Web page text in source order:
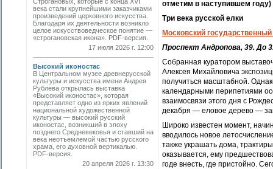
века стали крупнейшими заказчиками
произведений церковного искусства.
Благодаря их деятельности возникло
целое искусствоведческое понятие —
«строгановская икона». PDF-версия.
17 июля 2026 г. 12:00
Высокий иконостас
В Центральном музее древнерусской
культуры и искусства имени Андрея
Рублева открылась выставка
«Высокий иконостас», которая
представляет одно из ярких явлений
национальной художественной
культуры — высокий русский
иконостас, возникший в эпоху
позднего Средневековья и ставший на
века неотъемлемой частью русского
храма, его духовной вертикалью.
PDF-версия.
20 апреля 2026 г. 13:30
отметим в наступившем
Три века русской елки
Московский
Проспект Андропова, 39. До
Собранная куратором
Алексея Михайловича
получиться масштабной.
календарными перипетиями
взаимосвязи этого дня с
декабря — еловое дерево —
Широко известен момент,
вводилось новое
также украшать дома,
оказывается, ему
годе внесть, где пристойно.